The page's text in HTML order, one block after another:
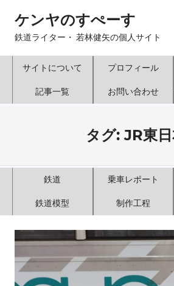
ン
ケンヤのすぺーす
鉄道ライター・ 若林健矢の個人サイト
サイトについて プロフィール
記事一覧
お問い合わせ
タグ:JR東
鉄道 乗車レポート
鉄道模型
制作工程